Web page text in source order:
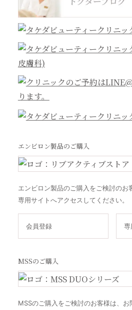
エンビロン製品のご購入
エンビロン製品のご購入をご検討のお
専用サイトへアクセスしてください。
会員登録 専
MSSのご購入
MSSのご購入をご検討のお客様は、お